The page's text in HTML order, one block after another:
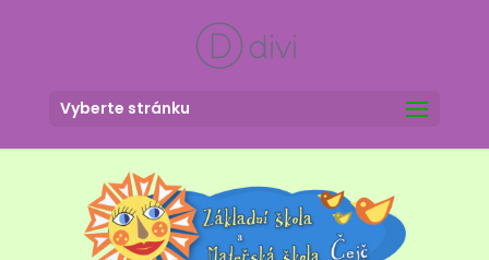
Vyberte stránku